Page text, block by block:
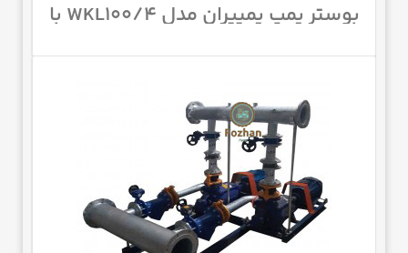
بوستر پمپ پمپیران مدل WKL100/4 با
موتور 75 اسب 1450 دور